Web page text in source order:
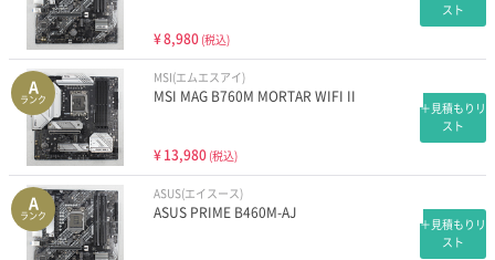
¥8,980 (税込)
スト
A
ランク
MSI(エムエスアイ)
MSI MAG B760M MORTAR WIFI II
¥13,980 (税込)
＋見積もりリ
スト
A
ランク
ASUS(エイスース)
ASUS PRIME B460M-AJ
＋見積もりリ
スト